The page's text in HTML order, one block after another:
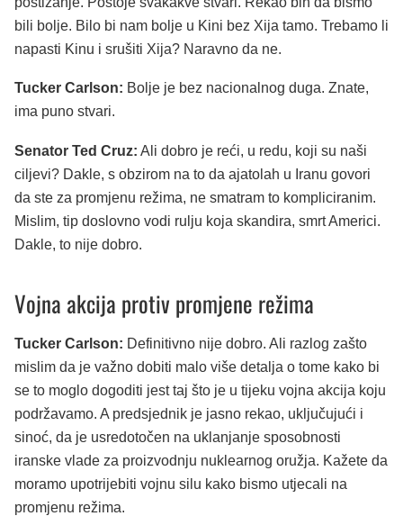
bili bolje. Bilo bi nam bolje u Kini bez Xija tamo. Trebamo li
napasti Kinu i srušiti Xija? Naravno da ne.
Tucker Carlson: Bolje je bez nacionalnog duga. Znate,
ima puno stvari.
Senator Ted Cruz: Ali dobro je reći, u redu, koji su naši
ciljevi? Dakle, s obzirom na to da ajatolah u Iranu govori
da ste za promjenu režima, ne smatram to kompliciranim.
Mislim, tip doslovno vodi rulju koja skandira, smrt Americi.
Dakle, to nije dobro.
Vojna akcija protiv promjene režima
Tucker Carlson: Definitivno nije dobro. Ali razlog zašto
mislim da je važno dobiti malo više detalja o tome kako bi
se to moglo dogoditi jest taj što je u tijeku vojna akcija koju
podržavamo. A predsjednik je jasno rekao, uključujući i
sinoć, da je usredotočen na uklanjanje sposobnosti
iranske vlade za proizvodnju nuklearnog oružja. Kažete da
moramo upotrijebiti vojnu silu kako bismo utjecali na
promjenu režima.